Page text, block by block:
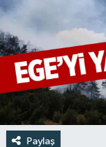
Paylaş
Yaşam